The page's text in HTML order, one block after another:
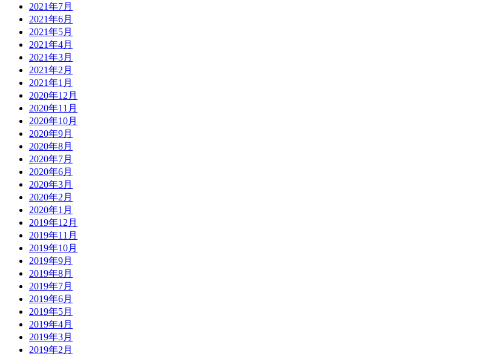
2021年7月
2021年6月
2021年5月
2021年4月
2021年3月
2021年2月
2021年1月
2020年12月
2020年11月
2020年10月
2020年9月
2020年8月
2020年7月
2020年6月
2020年3月
2020年2月
2020年1月
2019年12月
2019年11月
2019年10月
2019年9月
2019年8月
2019年7月
2019年6月
2019年5月
2019年4月
2019年3月
2019年2月